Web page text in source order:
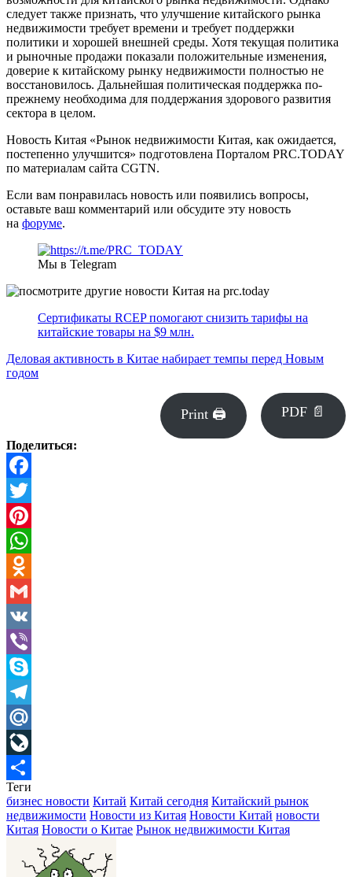
следует также признать, что улучшение китайского рынка
недвижимости требует времени и требует поддержки
политики и хорошей внешней среды. Хотя текущая политика
и рыночные продажи показали положительные изменения,
доверие к китайскому рынку недвижимости полностью не
восстановилось. Дальнейшая политическая поддержка по-
прежнему необходима для поддержания здорового развития
сектора в целом.
Новость Китая «Рынок недвижимости Китая, как ожидается,
постепенно улучшится» подготовлена Порталом PRC.TODAY
по материалам сайта CGTN.
Если вам понравилась новость или появились вопросы,
оставьте ваш комментарий или обсудите эту новость
на форуме.
Мы в Telegram
Сертификаты RCEP помогают снизить тарифы на
китайские товары на $9 млн.
Деловая активность в Китае набирает темпы перед Новым
годом
Print 🖨 PDF 📄
Поделиться:
Facebook
Twitter
Pinterest
WhatsApp
Odnoklassniki
Gmail
VK
Viber
Skype
Telegram
Mail.Ru
LiveJournal
Отправить
Теги
бизнес новости Китай Китай сегодня Китайский рынок
недвижимости Новости из Китая Новости Китай новости
Китая Новости о Китае Рынок недвижимости Китая